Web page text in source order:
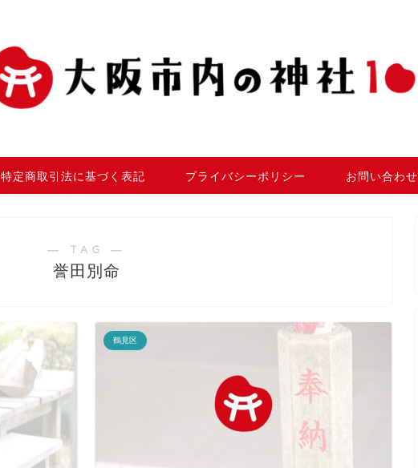
特定商取引法に基づく表記 プライバシーポリシー お問い合わせ
― TAG ―
誉田別命
鶴見区